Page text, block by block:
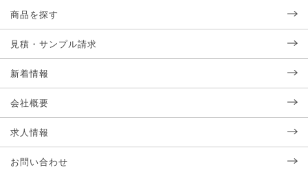
商品を探す
見積・サンプル請求
新着情報
会社概要
求人情報
お問い合わせ